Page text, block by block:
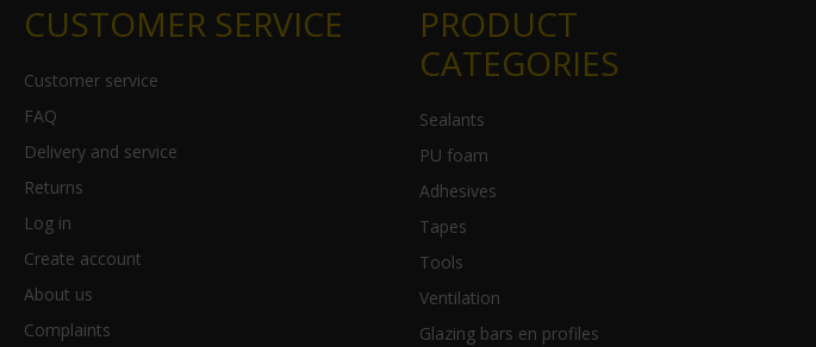
CUSTOMER SERVICE
Customer service
FAQ
Delivery and service
Returns
Log in
Create account
About us
Complaints
PRODUCT
CATEGORIES
Sealants
PU foam
Adhesives
Tapes
Tools
Ventilation
Glazing bars en profiles